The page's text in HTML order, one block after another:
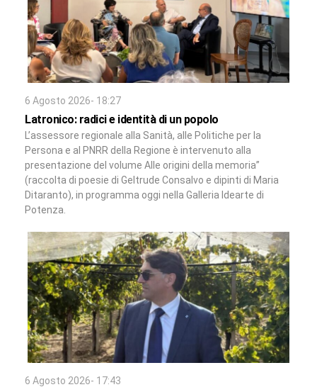
6 Agosto 2026- 18:27
Latronico: radici e identità di un popolo
L’assessore regionale alla Sanità, alle Politiche per la
Persona e al PNRR della Regione è intervenuto alla
presentazione del volume Alle origini della memoria”
(raccolta di poesie di Geltrude Consalvo e dipinti di Maria
Ditaranto), in programma oggi nella Galleria Idearte di
Potenza.
6 Agosto 2026- 17:43